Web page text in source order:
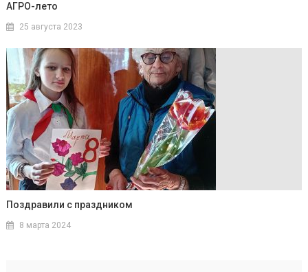
АГРО-лето
25 августа 2023
Поздравили с праздником
8 марта 2024